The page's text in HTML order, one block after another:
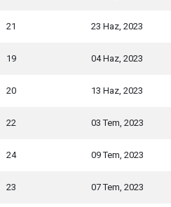
21 23 Haz, 2023
19 04 Haz, 2023
20 13 Haz, 2023
22 03 Tem, 2023
24 09 Tem, 2023
23 07 Tem, 2023